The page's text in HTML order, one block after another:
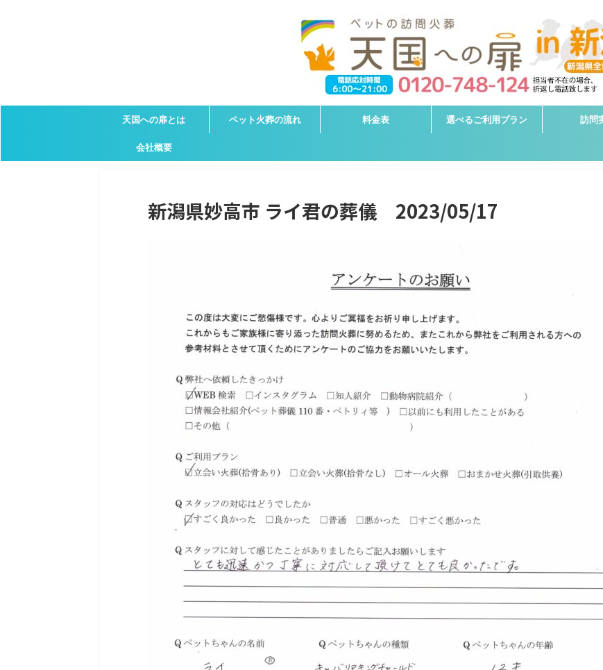
天国への扉とは ペット火葬の流れ 料金表 選べるご利用プラン 訪問
会社概要
新潟県妙高市 ライ君の葬儀 2023/05/17